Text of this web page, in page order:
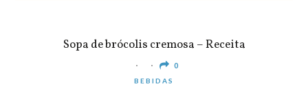
Sopa de brócolis cremosa – Receita
0
BEBIDAS